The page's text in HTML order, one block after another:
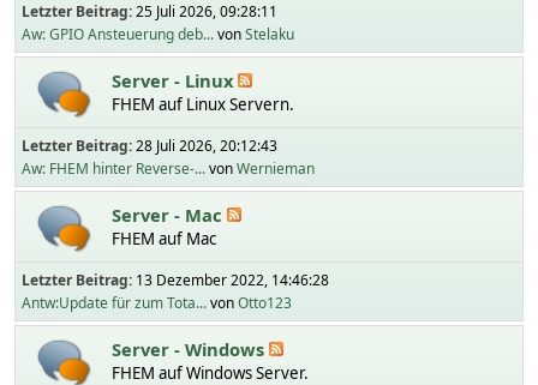
Letzter Beitrag:25 Juli 2026, 09:28:11
Aw: GPIO Ansteuerung deb...vonStelaku
Server - Linux
FHEM auf Linux Servern.
Letzter Beitrag:28 Juli 2026, 20:12:43
Aw: FHEM hinter Reverse-...vonWernieman
Server - Mac
FHEM auf Mac
Letzter Beitrag: 13 Dezember 2022, 14:46:28
Antw:Update für zum Tota...vonOtto123
Server - Windows
FHEM auf Windows Server.